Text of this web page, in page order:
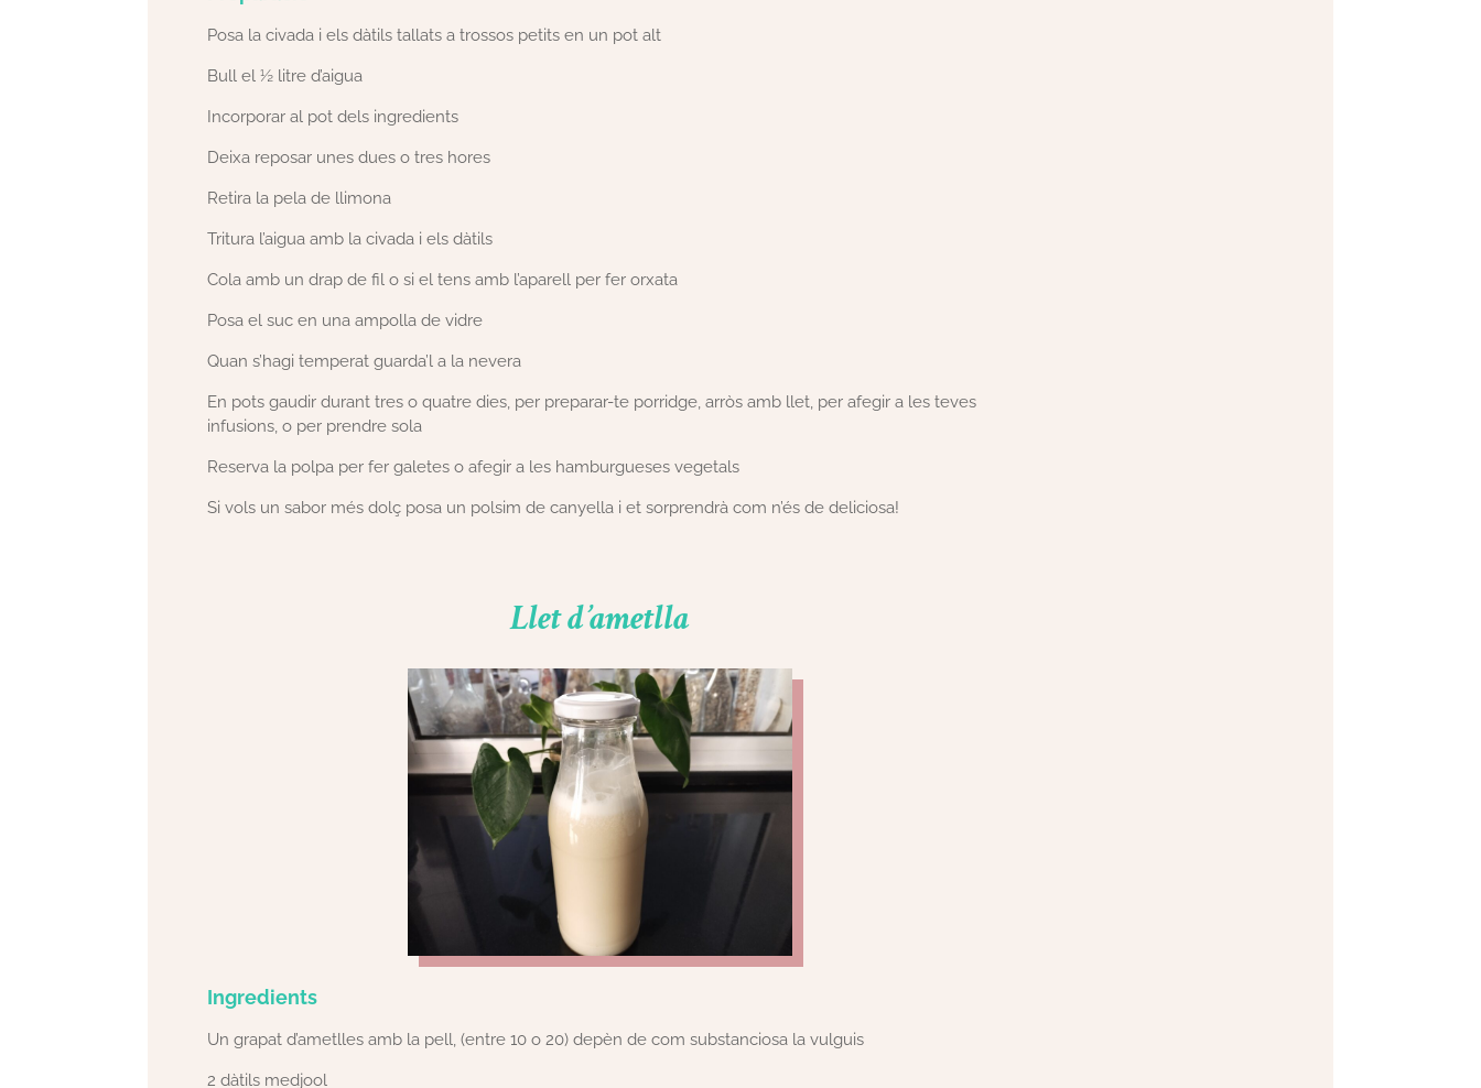
Posa la civada i els dàtils tallats a trossos petits en un pot alt
Bull el ½ litre d’aigua
Incorporar al pot dels ingredients
Deixa reposar unes dues o tres hores
Retira la pela de llimona
Tritura l’aigua amb la civada i els dàtils
Cola amb un drap de fil o si el tens amb l’aparell per fer orxata
Posa el suc en una ampolla de vidre
Quan s’hagi temperat guarda’l a la nevera
En pots gaudir durant tres o quatre dies, per preparar-te porridge, arròs amb llet, per afegir a les teves
infusions, o per prendre sola
Reserva la polpa per fer galetes o afegir a les hamburgueses vegetals
Si vols un sabor més dolç posa un polsim de canyella i et sorprendrà com n’és de deliciosa!
Llet d’ametlla
Ingredients
Un grapat d’ametlles amb la pell, (entre 10 o 20) depèn de com substanciosa la vulguis
2 dàtils medjool